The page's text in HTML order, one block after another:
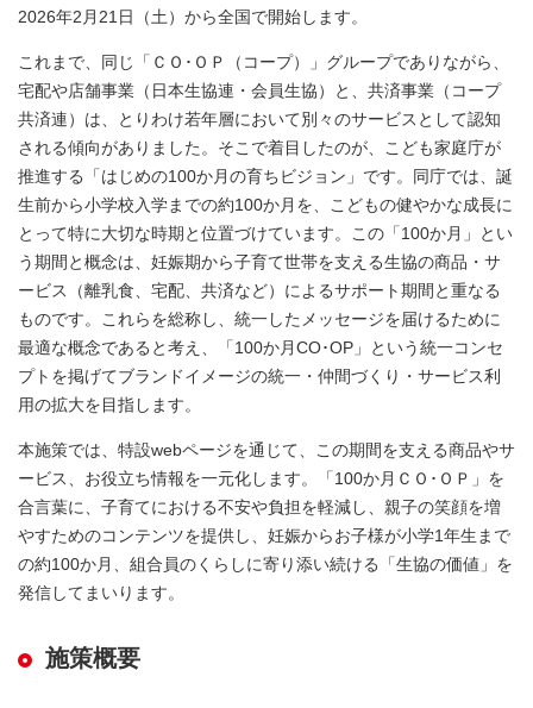
2026年2月21日（土）から全国で開始します。
これまで、同じ「ＣＯ･ＯＰ（コープ）」グループでありながら、
宅配や店舗事業（日本生協連・会員生協）と、共済事業（コープ
共済連）は、とりわけ若年層において別々のサービスとして認知
される傾向がありました。そこで着目したのが、こども家庭庁が
推進する「はじめの100か月の育ちビジョン」です。同庁では、誕
生前から小学校入学までの約100か月を、こどもの健やかな成長に
とって特に大切な時期と位置づけています。この「100か月」とい
う期間と概念は、妊娠期から子育て世帯を支える生協の商品・サ
ービス（離乳食、宅配、共済など）によるサポート期間と重なる
ものです。これらを総称し、統一したメッセージを届けるために
最適な概念であると考え、「100か月CO･OP」という統一コンセ
プトを掲げてブランドイメージの統一・仲間づくり・サービス利
用の拡大を目指します。
本施策では、特設webページを通じて、この期間を支える商品やサ
ービス、お役立ち情報を一元化します。「100か月ＣＯ･ＯＰ」を
合言葉に、子育てにおける不安や負担を軽減し、親子の笑顔を増
やすためのコンテンツを提供し、妊娠からお子様が小学1年生まで
の約100か月、組合員のくらしに寄り添い続ける「生協の価値」を
発信してまいります。
施策概要